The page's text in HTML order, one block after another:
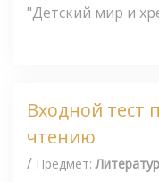
"Детский мир и
Входной тест
чтению
/ Предмет: